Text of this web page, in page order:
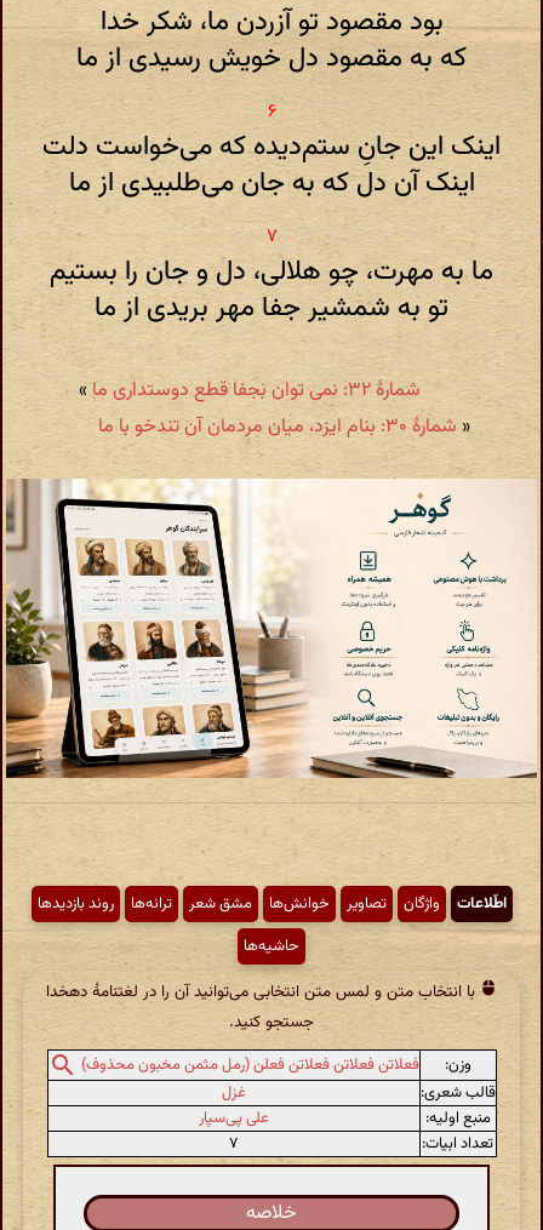
بود مقصود تو آزردن ما، شکر خدا
که به مقصود دل خویش رسیدی از ما
اینک این جانِ ستم‌دیده که می‌خواست دلت
اینک آن دل که به جان می‌طلبیدی از ما
ما به مهرت، چو هلالی، دل و جان را بستیم
تو به شمشیر جفا مهر بریدی از ما
شمارهٔ ۳۲: نمی توان بجفا قطع دوستداری ما
»
« شمارهٔ ۳۰: بنام ایزد، میان مردمان آن تندخو با ما
اطّلاعات واژگان تصاویر خوانش‌ها مشق شعر ترانه‌ها
روند بازدیدها
حاشیه‌ها
با انتخاب متن و لمس متن انتخابی می‌توانید آن را در لغتنامهٔ دهخدا
جستجو کنید.
وزن:
فعلاتن فعلاتن فعلاتن فعلن (رمل مثمن مخبون محذوف)
قالب شعری:
غزل
منبع اولیه:
علی پی‌سپار
تعداد ابیات:
۷
خلاصه